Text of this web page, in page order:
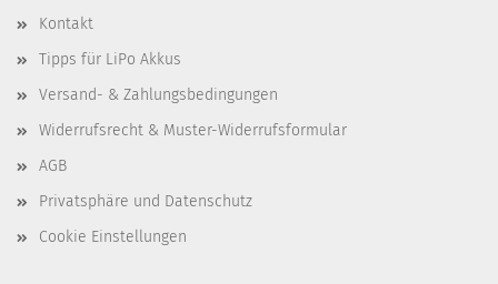
Kontakt
Tipps für LiPo Akkus
Versand- & Zahlungsbedingungen
Widerrufsrecht & Muster-Widerrufsformular
AGB
Privatsphäre und Datenschutz
Cookie Einstellungen